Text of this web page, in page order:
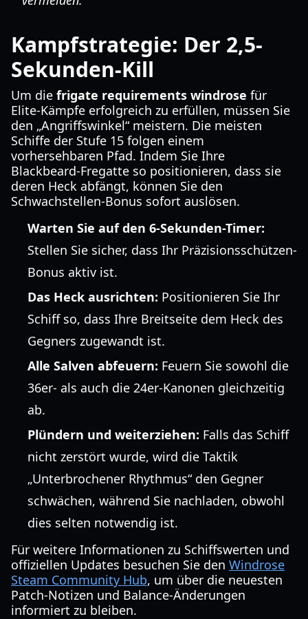
Kampfstrategie: Der 2,5-
Sekunden-Kill
Um die frigate requirements windrose für
Elite-Kämpfe erfolgreich zu erfüllen, müssen Sie
den „Angriffswinkel“ meistern. Die meisten
Schiffe der Stufe 15 folgen einem
vorhersehbaren Pfad. Indem Sie Ihre
Blackbeard-Fregatte so positionieren, dass sie
deren Heck abfängt, können Sie den
Schwachstellen-Bonus sofort auslösen.
Warten Sie auf den 6-Sekunden-Timer:
Stellen Sie sicher, dass Ihr Präzisionsschützen-
Bonus aktiv ist.
Das Heck ausrichten: Positionieren Sie Ihr
Schiff so, dass Ihre Breitseite dem Heck des
Gegners zugewandt ist.
Alle Salven abfeuern: Feuern Sie sowohl die
36er- als auch die 24er-Kanonen gleichzeitig
ab.
Plündern und weiterziehen: Falls das Schiff
nicht zerstört wurde, wird die Taktik
„Unterbrochener Rhythmus“ den Gegner
schwächen, während Sie nachladen, obwohl
dies selten notwendig ist.
Für weitere Informationen zu Schiffswerten und
offiziellen Updates besuchen Sie den Windrose
Steam Community Hub, um über die neuesten
Patch-Notizen und Balance-Änderungen
informiert zu bleiben.